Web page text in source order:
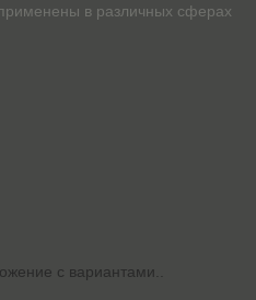
в различных сферах
с вариантами..